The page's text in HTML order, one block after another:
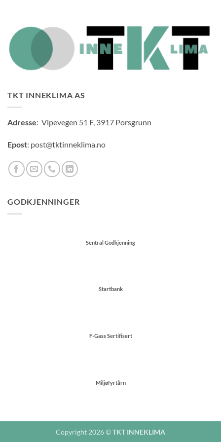
TKT INNEKLIMA AS
Adresse: Vipevegen 51 F, 3917 Porsgrunn
Epost: post@tktinneklima.no
GODKJENNINGER
Sentral Godkjenning
Startbank
F-Gass Sertifisert
Miljøfyrtårn
Copyright 2026 ©TKT INNEKLIMA